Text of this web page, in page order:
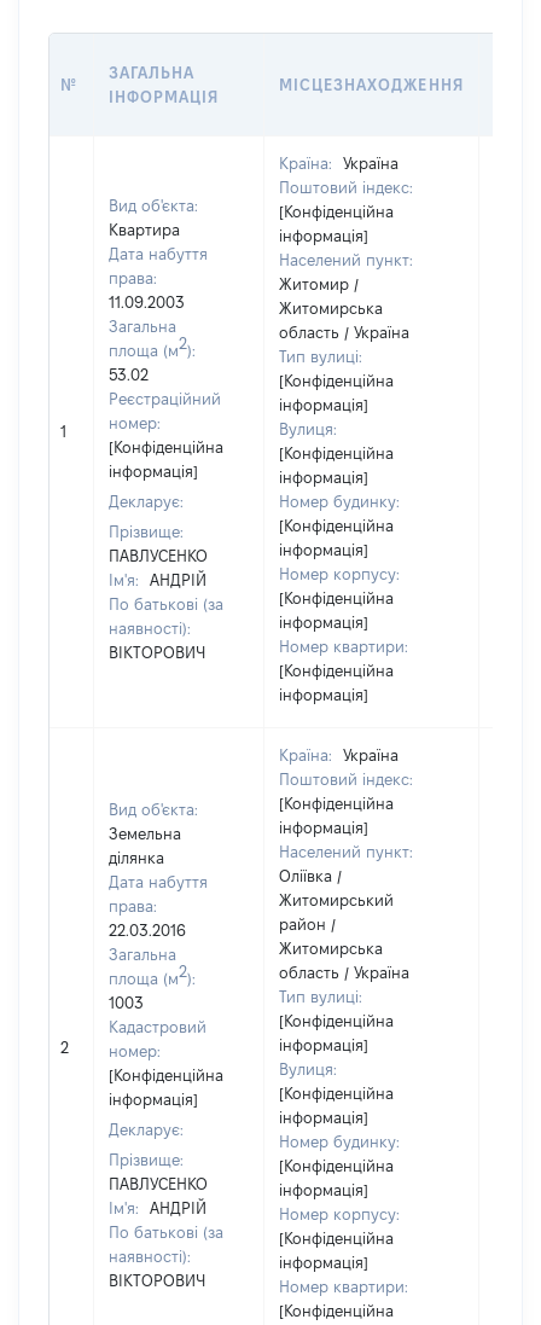
№
ЗАГАЛЬНА
ІНФОРМАЦІЯ
МІСЦЕЗНАХОДЖЕННЯ
1
Вид об'єкта:
Квартира
Дата набуття
права:
11.09.2003
Загальна
площа (м2):
53.02
Реєстраційний
номер:
[Конфіденційна
інформація]
Декларує:
Прізвище:
ПАВЛУСЕНКО
Ім'я:
АНДРІЙ
По батькові (за
наявності):
ВІКТОРОВИЧ
Країна:
Україна
Поштовий індекс:
[Конфіденційна
інформація]
Населений пункт:
Житомир /
Житомирська
область / Україна
Тип вулиці:
[Конфіденційна
інформація]
Вулиця:
[Конфіденційна
інформація]
Номер будинку:
[Конфіденційна
інформація]
Номер корпусу:
[Конфіденційна
інформація]
Номер квартири:
[Конфіденційна
інформація]
2
Вид об'єкта:
Земельна
ділянка
Дата набуття
права:
22.03.2016
Загальна
площа (м2):
1003
Кадастровий
номер:
[Конфіденційна
інформація]
Декларує:
Прізвище:
ПАВЛУСЕНКО
Ім'я:
АНДРІЙ
По батькові (за
наявності):
ВІКТОРОВИЧ
Країна:
Україна
Поштовий індекс:
[Конфіденційна
інформація]
Населений пункт:
Оліївка /
Житомирський
район /
Житомирська
область / Україна
Тип вулиці:
[Конфіденційна
інформація]
Вулиця:
[Конфіденційна
інформація]
Номер будинку:
[Конфіденційна
інформація]
Номер корпусу:
[Конфіденційна
інформація]
Номер квартири:
[Конфіденційна